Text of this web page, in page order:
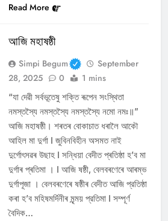
Read More
আজি মহাষষ্ঠী
Simpi Begum
September
28, 2025
0 1 mins
“যা দেৱী সৰ্বভূতেষু শক্তি ৰূপেন সংস্থিতা
নমস্তস্যৈ নমস্তস্যৈ নমস্তস্যৈ নমো নমঃ॥”
আজি মহাষষ্ঠী। শৰতৰ বোকাচাত ধৰালৈ আকৌ
আহিল মা দুৰ্গা I জুবিনবিহীন অসমত নাই
দুৰ্গোৎসৱৰ উছাহ I সন্ধিয়া বেদীত প্ৰতিষ্ঠা হ’ব মা
দুৰ্গাৰ প্ৰতিমা । I আজি ষষ্ঠী, বেলবৰণেৰে আৰম্ভ
দুৰ্গাপূজা । বেলবৰণেৰে ষষ্ঠীৰ বেদীত আজি প্রতিষ্ঠা
কৰা হ’ব মহিষমর্দিনীৰ মৃন্ময় প্রতিমা I সম্পূৰ্ণ
বৈদিক…